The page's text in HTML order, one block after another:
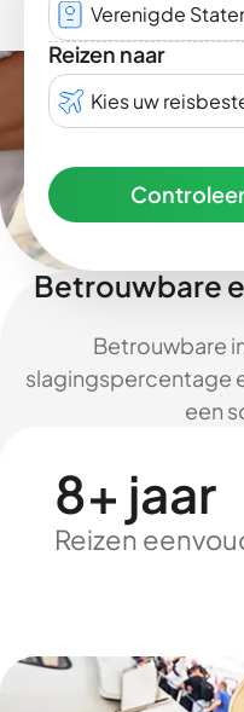
Verenigde
Reizen naar
Kies uw
Betrouwbare
Betrouwbare
slagingspercentage
een
8+ jaar
Reizen